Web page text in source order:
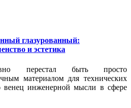
глазурованный:
и эстетика
перестал быть просто
материалом для технических
венец инженерной мысли в сфере